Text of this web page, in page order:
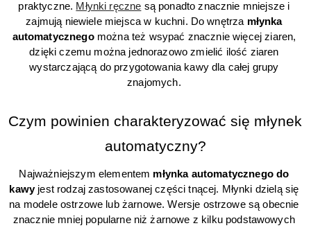
praktyczne. Młynki ręczne są ponadto znacznie mniejsze i
zajmują niewiele miejsca w kuchni. Do wnętrza młynka
automatycznego można też wsypać znacznie więcej ziaren,
dzięki czemu można jednorazowo zmielić ilość ziaren
wystarczającą do przygotowania kawy dla całej grupy
znajomych.
Czym powinien charakteryzować się młynek
automatyczny?
Najważniejszym elementem młynka automatycznego do
kawy jest rodzaj zastosowanej części tnącej. Młynki dzielą się
na modele ostrzowe lub żarnowe. Wersje ostrzowe są obecnie
znacznie mniej popularne niż żarnowe z kilku podstawowych